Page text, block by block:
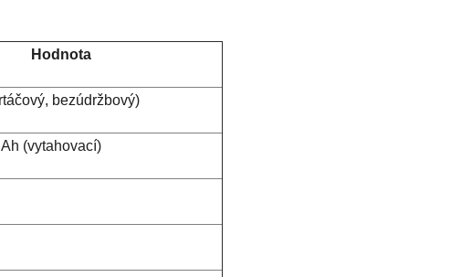
Hodnota
bezúdržbový)
(vytahovací)